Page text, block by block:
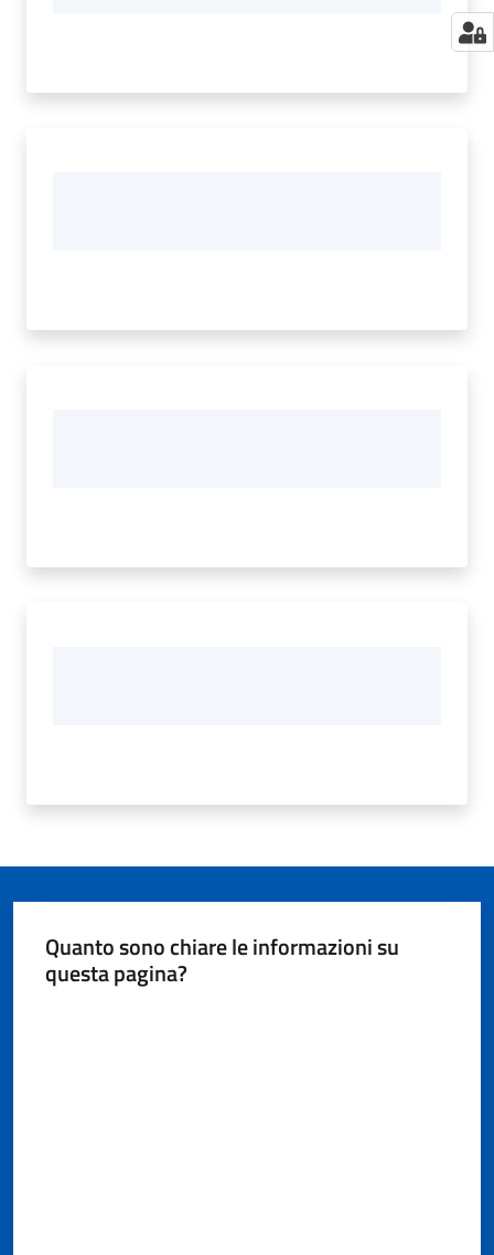
Quanto sono chiare le informazioni su
questa pagina?